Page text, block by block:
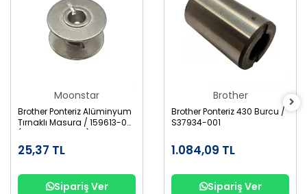
Moonstar
Brother Ponteriz Alüminyum
Tırnaklı Masura / 159613-001
(B1827-280-000)
25,37 TL
Sipariş Ver
Brother
Brother Ponteriz 430 Burcu /
S37934-001
1.084,09 TL
Sipariş Ver